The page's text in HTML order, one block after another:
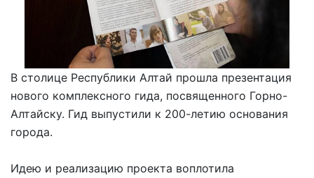
В столице Республики Алтай прошла презентация
нового комплексного гида, посвященного Горно-
Алтайску. Гид выпустили к 200-летию основания
города.
Идею и реализацию проекта воплотила